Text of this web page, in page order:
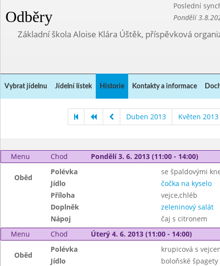
Odběry
Poslední
Pondělí
Základní škola Aloise Klára Úštěk, příspěvková
Vybrat jídelnu Jídelní lístek Historie Kontakty a informace
Duben 2013 Květen 2013
Menu Chod Pondělí 3. 6. 2013 (11:00 - 14:00)
Oběd
Polévka
se špaldovými
Jídlo
čočka na kyselo
Příloha
vejce,chléb
Doplněk
zeleninový salát
Nápoj
čaj s citronem
Menu
Chod Úterý 4. 6. 2013 (11:00 - 14:00)
Oběd
Polévka
krupicová s
Jídlo
boloňské špagety